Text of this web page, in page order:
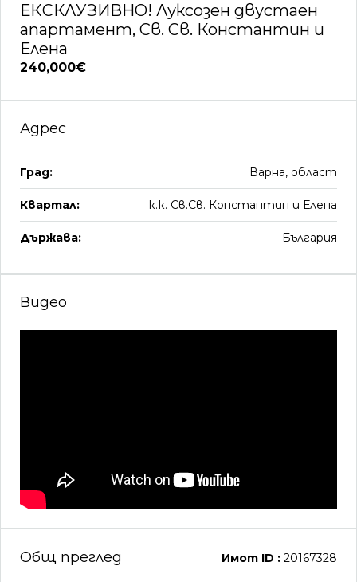
ЕКСКЛУЗИВНО! Луксозен двустаен
апартамент, Св. Св. Константин и
Елена
240,000€
Адрес
Град: Варна, област
Квартал: к.к. Св.Св. Константин и Елена
Държава: България
Видео
Общ преглед Имот ID : 20167328